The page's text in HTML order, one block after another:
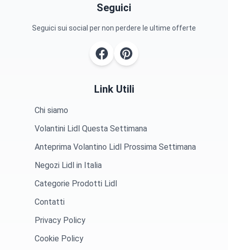
Seguici
Seguici sui social per non perdere le ultime offerte
Link Utili
Chi siamo
Volantini Lidl Questa Settimana
Anteprima Volantino Lidl Prossima Settimana
Negozi Lidl in Italia
Categorie Prodotti Lidl
Contatti
Privacy Policy
Cookie Policy